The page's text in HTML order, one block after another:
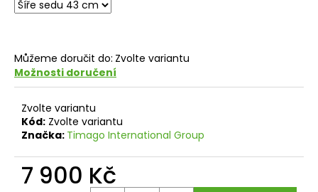
Můžeme doručit do: Zvolte variantu
Možnosti doručení
Zvolte variantu
Kód: Zvolte variantu
Značka: Timago International Group
7 900 Kč